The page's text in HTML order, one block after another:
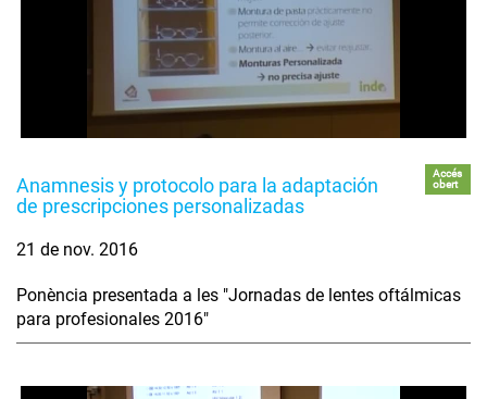
Anamnesis y protocolo para la adaptación
de prescripciones personalizadas
Accés
obert
21 de nov. 2016
Ponència presentada a les "Jornadas de lentes oftálmicas
para profesionales 2016"